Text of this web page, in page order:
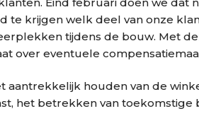
te krijgen welk deel van onze
tijdens de bouw. Met
over eventuele
aantrekkelijk houden van de
het betrekken van toekomstige